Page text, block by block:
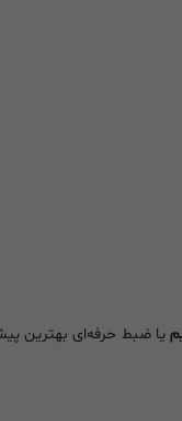
یا ضبط حرفه‌ای بهترین